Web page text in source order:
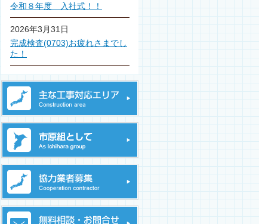
令和８年度 入社式！！
2026年3月31日
完成検査(0703)お疲れさまでし
た！